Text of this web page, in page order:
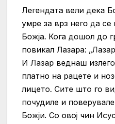
Легендата вели дека
умре за врз него да
Божја. Кога дошол до
повикал Лазара:
И Лазар веднаш
платно на рацете и
лицето. Сите што го
почудиле и
Божји. Со овој чин